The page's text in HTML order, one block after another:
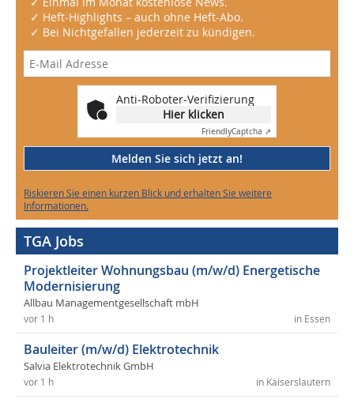
✓ Heft-Highlights – auch ohne Heft-Abo.
✓ Bei Nichtgefallen jederzeit zu kündigen.
Anti-Roboter-Verifizierung
Hier klicken
FriendlyCaptcha ⇗
Melden Sie sich jetzt an!
Riskieren Sie einen kurzen Blick und erhalten Sie weitere
Informationen.
TGA Jobs
Projektleiter Wohnungsbau (m/w/d) Energetische
Modernisierung
Allbau Managementgesellschaft mbH
in Essen
vor 1 h
Bauleiter (m/w/d) Elektrotechnik
Salvia Elektrotechnik GmbH
in Kaiserslautern
vor 1 h